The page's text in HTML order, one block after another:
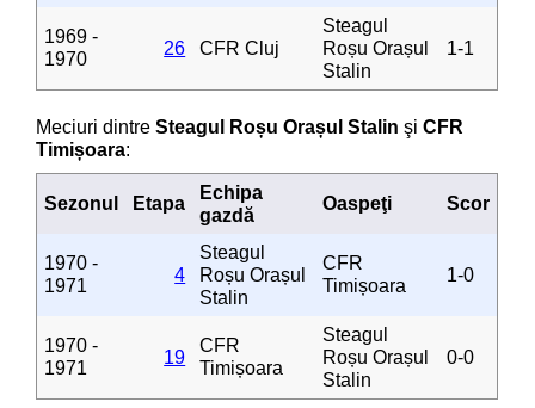
1969 -
1970
26 CFR Cluj
Steagul
Roșu Orașul
Stalin
1-1
Meciuri dintreSteagul Roșu Orașul Stalin şiCFR
Timișoara:
Sezonul Etapa
Echipa
gazdă
Oaspeţi Scor
1970 -
1971
4
Steagul
Roșu Orașul
Stalin
CFR
Timișoara
1-0
1970 -
1971
19
CFR
Timișoara
Steagul
Roșu Orașul
Stalin
0-0